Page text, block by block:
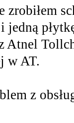
zrobiłem
jedną
Atnel
w AT.
z